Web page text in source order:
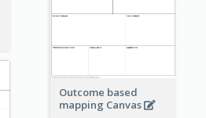
Outcome based
mapping Canvas